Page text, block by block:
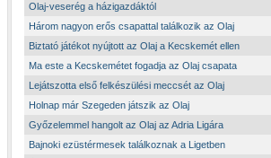
Olaj-veserég a házigazdáktól
Három nagyon erős csapattal találkozik az Olaj
Biztató játékot nyújtott az Olaj a Kecskemét ellen
Ma este a Kecskemétet fogadja az Olaj csapata
Lejátszotta első felkészülési meccsét az Olaj
Holnap már Szegeden játszik az Olaj
Győzelemmel hangolt az Olaj az Adria Ligára
Bajnoki ezüstérmesek találkoznak a Ligetben